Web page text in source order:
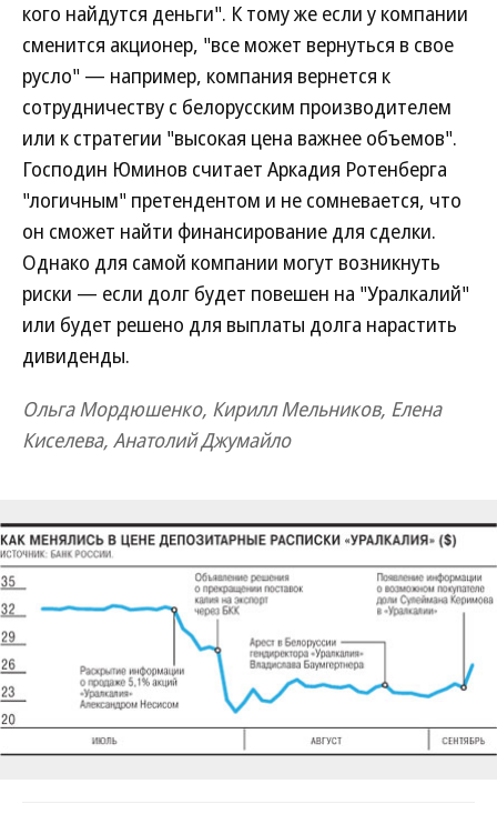
кого найдутся деньги". К тому же если у компании
сменится акционер, "все может вернуться в свое
русло" — например, компания вернется к
сотрудничеству с белорусским производителем
или к стратегии "высокая цена важнее объемов".
Господин Юминов считает Аркадия Ротенберга
"логичным" претендентом и не сомневается, что
он сможет найти финансирование для сделки.
Однако для самой компании могут возникнуть
риски — если долг будет повешен на "Уралкалий"
или будет решено для выплаты долга нарастить
дивиденды.
Ольга Мордюшенко, Кирилл Мельников, Елена
Киселева, Анатолий Джумайло